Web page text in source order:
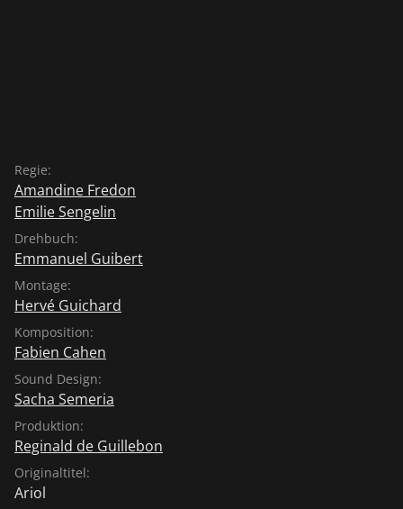
Regie:
Amandine Fredon
Emilie Sengelin
Drehbuch:
Emmanuel Guibert
Montage:
Hervé Guichard
Komposition:
Fabien Cahen
Sound Design:
Sacha Semeria
Produktion:
Reginald de Guillebon
Originaltitel:
Ariol